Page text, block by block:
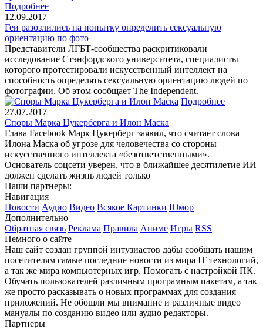
Подробнее
12.09.2017
Геи разозлились на попытку определить сексуальную
ориентацию по фото
Представители ЛГБТ-сообщества раскритиковали
исследование Стэнфордского университета, специалисты
которого протестировали искусственный интеллект на
способность определять сексуальную ориентацию людей по
фотографии. Об этом сообщает The Independent.
Подробнее
27.07.2017
Споры Марка Цукерберга и Илон Маска
Глава Facebook Марк Цукерберг заявил, что считает слова
Илона Маска об угрозе для человечества со стороны
искусственного интеллекта «безответственными».
Основатель соцсети уверен, что в ближайшее десятилетие ИИ
должен сделать жизнь людей только
Наши партнеры:
Навигация
Новости Аудио Видео Всякое Картинки Юмор
Дополнительно
Обратная связь Реклама Правила Аниме Игры RSS
Немного о сайте
Наш сайт создан группой интузиастов дабы сообщать нашим
посетителям самые последние новости из мира IT технологий,
а так же мира компьютерных игр. Помогать с настройкой ПК.
Обучать пользователей различным програмным пакетам, а так
же просто расказывать о новых программах для создания
приложений. Не обошли мы внимание и различные видео
мануалы по созданию видео или аудио редакторы.
Партнеры